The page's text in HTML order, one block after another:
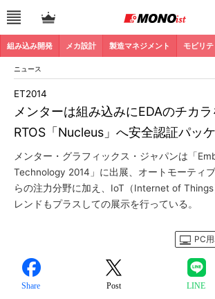
組み込み開発 メカ設計 製造マネジメント モビリテ
ニュース
メンターは組み込みにEDAのチカラ
RTOS「Nucleus」へ安全認証パッ
ET2014
メンター・グラフィックス・ジャパンは「
Technology 2014」に出展、オートモーティ
らの注力分野に加え、IoT（Internet of Things
レンドもプラスしての展示を行っている。
PC
Share Post LINE